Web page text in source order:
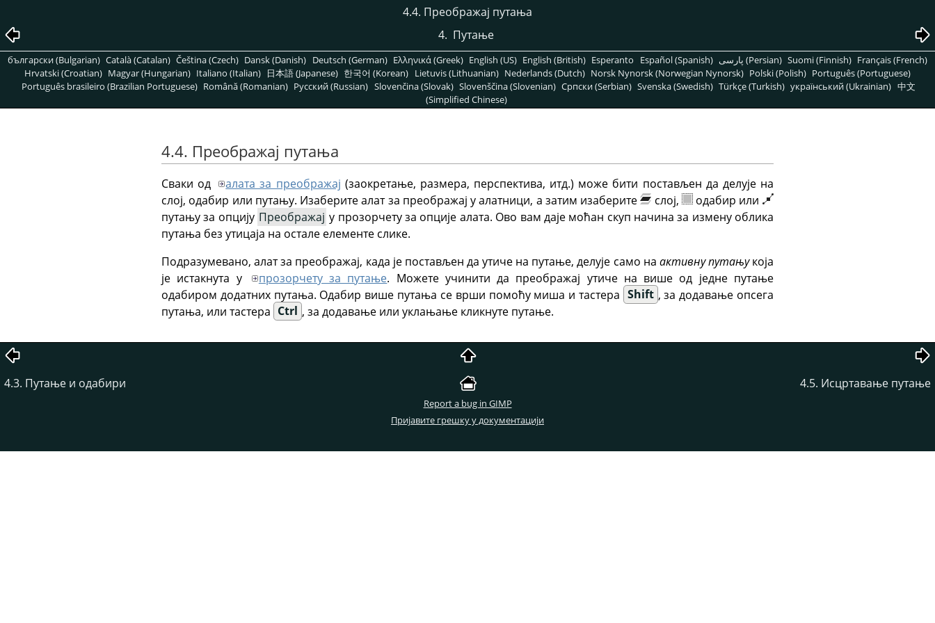
4.4. Преображај путања
4. Путање
български (Bulgarian) Català (Catalan) Čeština (Czech) Dansk (Danish) Deutsch (German) Ελληνικά (Greek) English (US) English (British) Esperanto Español (Spanish) پارسی (Persian) Suomi (Finnish) Français (French)
Hrvatski (Croatian) Magyar (Hungarian) Italiano (Italian) 日本語 (Japanese) 한국어 (Korean) Lietuvis (Lithuanian) Nederlands (Dutch) Norsk Nynorsk (Norwegian Nynorsk) Polski (Polish) Português (Portuguese)
Português brasileiro (Brazilian Portuguese) Română (Romanian) Pусский (Russian) Slovenčina (Slovak) Slovenščina (Slovenian) Српски (Serbian) Svenska (Swedish) Türkçe (Turkish) український (Ukrainian) 中文
(Simplified Chinese)
4.4. Преображај путања
Сваки од алата за преображај (заокретање, размера, перспектива, итд.) може бити постављен да делује на
слој, одабир или путању. Изаберите алат за преображај у алатници, а затим изаберите
слој,
одабир или
путању за опцију Преображај у прозорчету за опције алата. Ово вам даје моћан скуп начина за измену облика
путања без утицаја на остале елементе слике.
Подразумевано, алат за преображај, када је постављен да утиче на путање, делује само на активну путањукоја
је истакнута у
прозорчету за путање. Можете учинити да преображај утиче на више од једне путање
одабиром додатних путања. Одабир више путања се врши помоћу миша и тастера Shift , за додавање опсега
путања, или тастера Ctrl , за додавање или уклањање кликнуте путање.
4.3. Путање и одабири 4.5. Исцртавање путање
Report a bug in GIMP
Пријавите грешку у документацији